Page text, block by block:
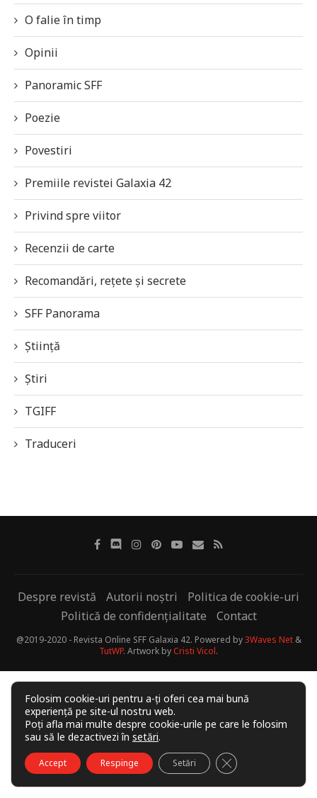
O falie în timp
Opinii
Panoramic SFF
Poezie
Povestiri
Premiile revistei Galaxia 42
Privind spre viitor
Recenzii de carte
Recomandări, rețete și secrete
SFF Panorama
Știință
Știri
TGIFF
Traduceri
Despre revistă Autorii noștri
Politica de cookie-uri
Politică de confidențialitate
Contact
@2019-2020 - Revista Online SFF Galaxia 42. Powered by3Waves Net&
TutWP. Artwork byCristi Vicol.
Folosim cookie-uri pentru a-ți oferi cea mai bună
experiență pe site-ul nostru web.
Poți afla mai multe despre cookie-urile pe care le folosim
sau să le dezactivezi în setări.
Accept Respinge Setări CLOSE GDPR